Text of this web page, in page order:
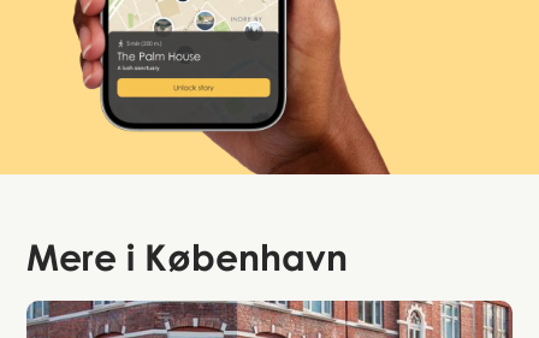
Mere i København